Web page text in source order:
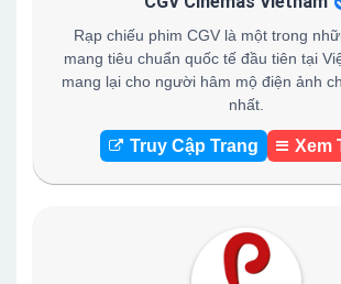
Rạp chiếu phim CGV là một trong
mang tiêu chuẩn quốc tế đầu tiên tại
mang lại cho người hâm mộ điện ảnh
nhất.
Truy Cập Trang Xem